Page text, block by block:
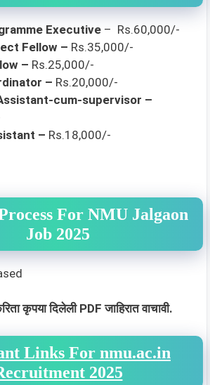
Executive – Rs.60,000/-
Fellow – Rs.35,000/-
– Rs.25,000/-
– Rs.20,000/-
cum-supervisor –
– Rs.18,000/-
For NMU Jalgaon
Job 2025
कृपया दिलेली PDF जाहिरात वाचावी.
Links For nmu.ac.in
2025